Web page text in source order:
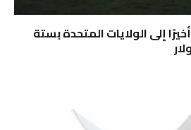
يأتي طراز YL من Tesla أخيرًا إلى الولايات المتحدة بستة